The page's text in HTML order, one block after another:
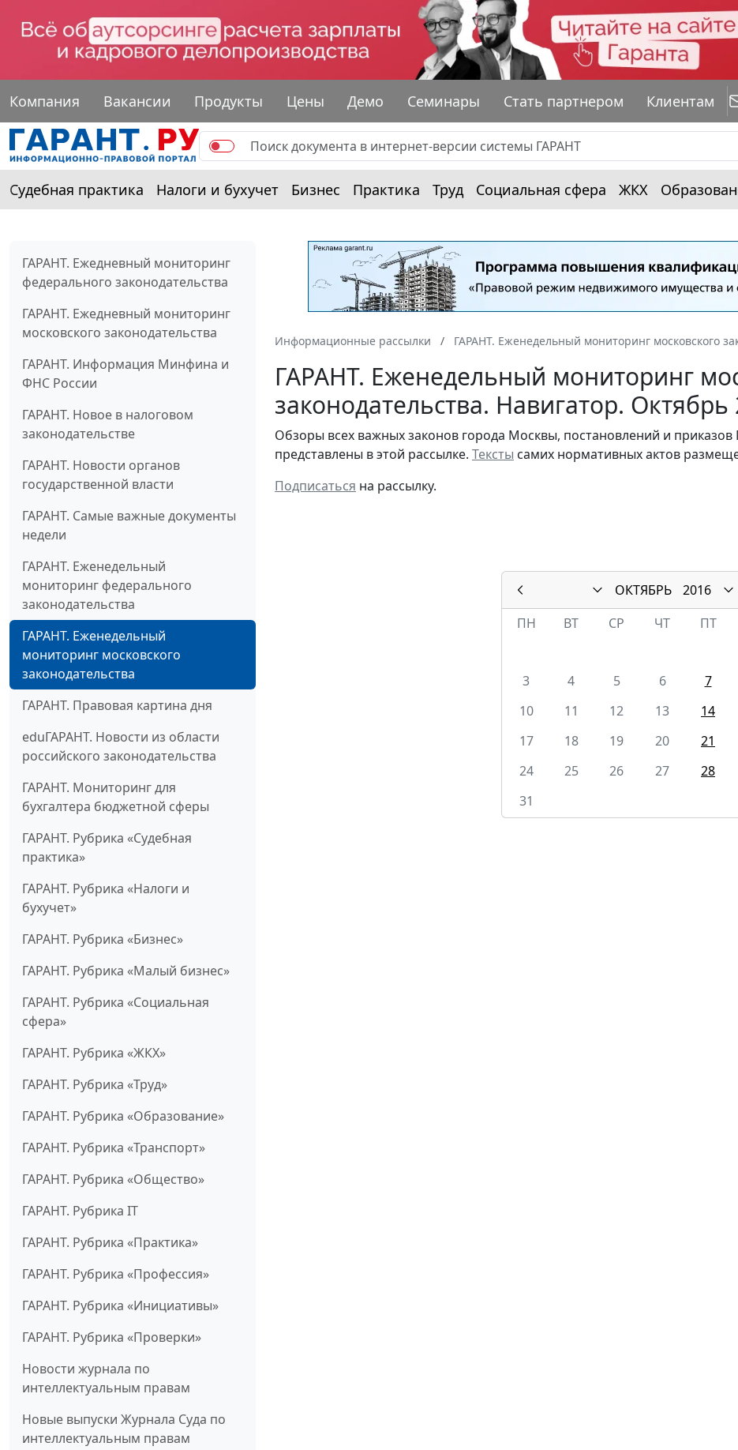
Компания Вакансии Продукты Цены Демо Семинары Стать партнером Клиентам
Судебная практика Налоги и бухучет Бизнес Практика Труд Социальная сфера ЖКХ
ГАРАНТ. Ежедневный мониторинг
федерального законодательства
ГАРАНТ. Ежедневный мониторинг
московского законодательства
ГАРАНТ. Информация Минфина и
ФНС России
ГАРАНТ. Новое в налоговом
законодательстве
ГАРАНТ. Новости органов
государственной власти
ГАРАНТ. Самые важные документы
недели
ГАРАНТ. Еженедельный
мониторинг федерального
законодательства
ГАРАНТ. Еженедельный
мониторинг московского
законодательства
ГАРАНТ. Правовая картина дня
eduГАРАНТ. Новости из области
российского законодательства
ГАРАНТ. Мониторинг для
бухгалтера бюджетной сферы
ГАРАНТ. Рубрика «Судебная
практика»
ГАРАНТ. Рубрика «Налоги и
бухучет»
ГАРАНТ. Рубрика «Бизнес»
ГАРАНТ. Рубрика «Малый бизнес»
ГАРАНТ. Рубрика «Социальная
сфера»
ГАРАНТ. Рубрика «ЖКХ»
ГАРАНТ. Рубрика «Труд»
ГАРАНТ. Рубрика «Образование»
ГАРАНТ. Рубрика «Транспорт»
ГАРАНТ. Рубрика «Общество»
ГАРАНТ. Рубрика IT
ГАРАНТ. Рубрика «Практика»
ГАРАНТ. Рубрика «Профессия»
ГАРАНТ. Рубрика «Инициативы»
ГАРАНТ. Рубрика «Проверки»
Новости журнала по
интеллектуальным правам
Новые выпуски Журнала Суда по
интеллектуальным правам
Информационные рассылки ГАРАНТ. Еженедельный мониторинг московского
ГАРАНТ. Еженедельный мониторинг
законодательства. Навигатор. Октябрь
Обзоры всех важных законов города Москвы, постановлений и
представлены в этой рассылке. Тексты самих нормативных актов
Подписаться на рассылку.
ОКТЯБРЬ
2016
ПН
ВТ СР ЧТ ПТ
3
4 5 6 7
10
11 12 13 14
17
18 19 20 21
24
25 26 27 28
31